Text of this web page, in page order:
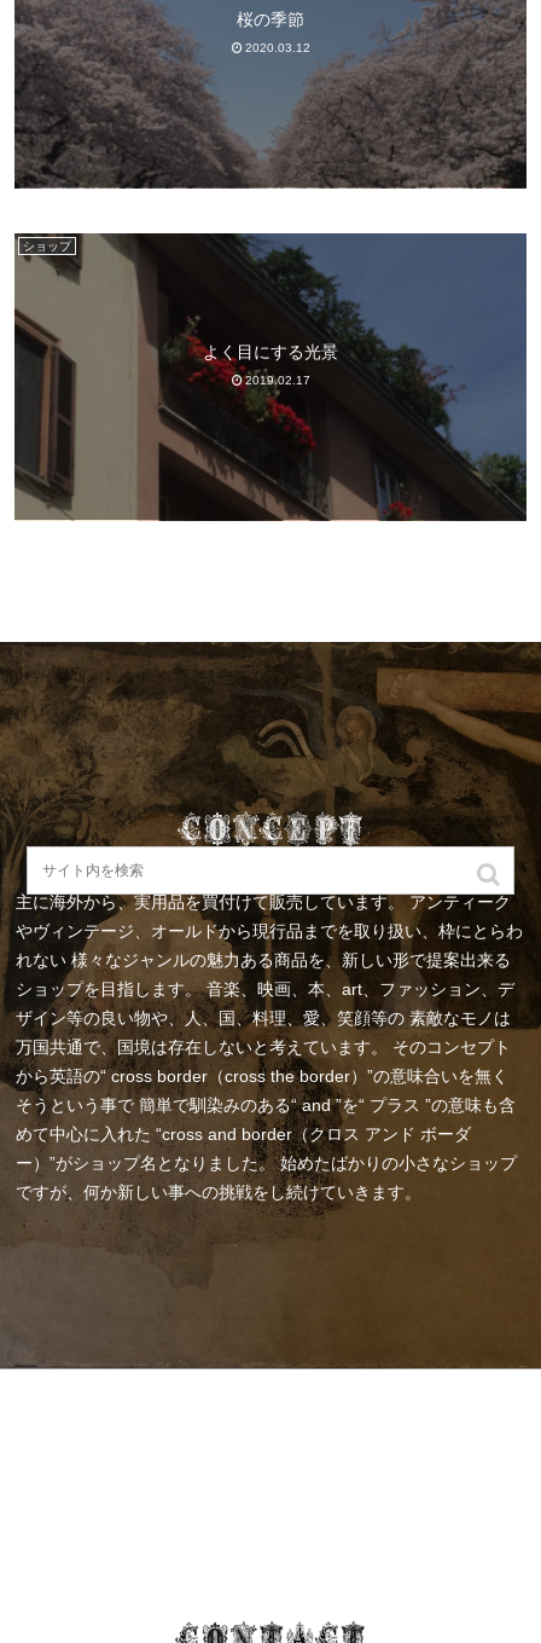
桜の季節
2020.03.12
ショップ
よく目にする光景
2019.02.17
主に海外から、実用品を買付けて販売しています。
アンティーク
やヴィンテージ、オールドから現行品までを取り扱い、枠にとらわ
れない 様々なジャンルの魅力ある商品を、新しい形で提案出来る
ショップを目指します。音楽、映画、本、art、ファッション、デ
ザイン等の良い物や、人、国、料理、愛、笑顔等の 素敵なモノは
万国共通で、国境は存在しないと考えています。
そのコンセプト
から英語の“ cross border（cross the border）”の意味合いを無く
そうという事で簡単で馴染みのある“ and ”を“ プラス ”の意味も含
めて中心に入れた “cross and border（クロス アンド ボーダ
ー）”がショップ名となりました。始めたばかりの小さなショップ
ですが、何か新しい事への挑戦をし続けていきます。